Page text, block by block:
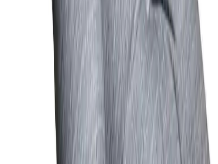
Lefty Petek Üstü Uçan Raf Modelleri Karşılaştırması
ve Seçim Rehberi